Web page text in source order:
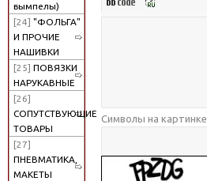
вымпелы)
[24] "ФОЛЬГА"
И ПРОЧИЕ
НАШИВКИ
[25] ПОВЯЗКИ
НАРУКАВНЫЕ
[26]
СОПУТСТВУЮЩИЕ
ТОВАРЫ
[27]
ПНЕВМАТИКА,
МАКЕТЫ
Символы на картинке